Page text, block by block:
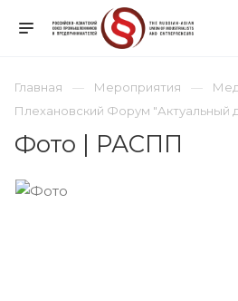
Главная Мероприятия
Плехановский Форум "Актуальный
Фото | РАСПП